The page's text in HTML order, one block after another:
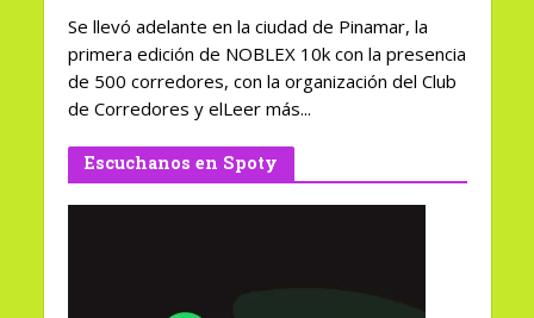
Se llevó adelante en la ciudad de Pinamar, la
primera edición de NOBLEX 10k con la presencia
de 500 corredores, con la organización del Club
de Corredores y elLeer más...
Escuchanos en Spoty